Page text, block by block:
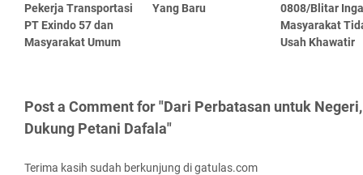
Pekerja Transportasi
PT Exindo 57 dan
Masyarakat Umum
Yang Baru
0808/Blitar
Masyarakat
Usah Khawatir
Post a Comment for "Dari Perbatasan untuk
Dukung Petani Dafala"
Terima kasih sudah berkunjung di gatulas.com